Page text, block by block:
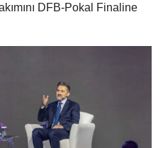
DFB-Pokal Finaline